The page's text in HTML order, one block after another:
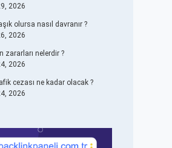
2026
olursa nasıl davranır ?
2026
zararları nelerdir ?
2026
cezası ne kadar olacak ?
2026